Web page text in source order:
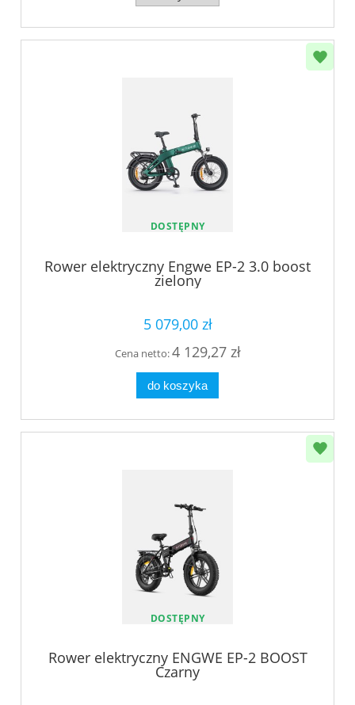
DOSTĘPNY
Rower elektryczny Engwe EP-2 3.0 boost
zielony
5 079,00 zł
Cena netto:4 129,27 zł
do koszyka
DOSTĘPNY
Rower elektryczny ENGWE EP-2 BOOST
Czarny